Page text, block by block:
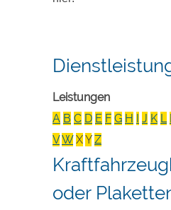
Leistungen
A B C D E F G H I J K L
VW XY Z
oder